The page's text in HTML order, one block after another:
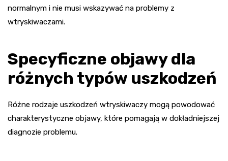
normalnym i nie musi wskazywać na problemy z
wtryskiwaczami.
Specyficzne objawy dla
różnych typów uszkodzeń
Różne rodzaje uszkodzeń wtryskiwaczy mogą powodować
charakterystyczne objawy, które pomagają w dokładniejszej
diagnozie problemu.